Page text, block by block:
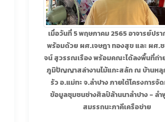
เมื่อวันที่ 5 พฤษภาคม 2565 อาจารย์ปรา
พร้อมด้วย ผศ.เจษฎา ทองสุข และ ผศ.
จน์ สุวรรณเรือง พร้อมคณะได้ลงพื้นที่ถ่า
ภูมิปัญญาสล่างานไม้แกะสลัก ณ บ้านหลุ
รัว อ.แม่ทะ จ.ลำปาง ภายใต้โครงการจั
ข้อมูลชุมชนช่างศิลป์ล้านนาลำปาง - ลำ
สมรรถนะภาคีเครือข่าย